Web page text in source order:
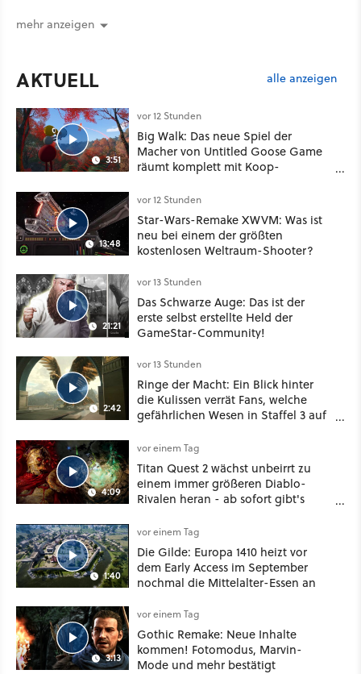
mehr anzeigen
AKTUELL alle anzeigen
3:51
vor 12 Stunden
Big Walk: Das neue Spiel der
Macher von Untitled Goose Game
räumt komplett mit Koop-
13:48
vor 12 Stunden
Star-Wars-Remake XWVM: Was ist
neu bei einem der größten
kostenlosen Weltraum-Shooter?
21:21
vor 13 Stunden
Das Schwarze Auge: Das ist der
erste selbst erstellte Held der
GameStar-Community!
2:42
vor 13 Stunden
Ringe der Macht: Ein Blick hinter
die Kulissen verrät Fans, welche
gefährlichen Wesen in Staffel 3 auf
4:09
vor einem Tag
Titan Quest 2 wächst unbeirrt zu
einem immer größeren Diablo-
Rivalen heran - ab sofort gibt's
Klasse
1:40
vor einem Tag
Die Gilde: Europa 1410 heizt vor
dem Early Access im September
nochmal die Mittelalter-Essen an
3:13
vor einem Tag
Gothic Remake: Neue Inhalte
kommen! Fotomodus, Marvin-
Mode und mehr bestätigt